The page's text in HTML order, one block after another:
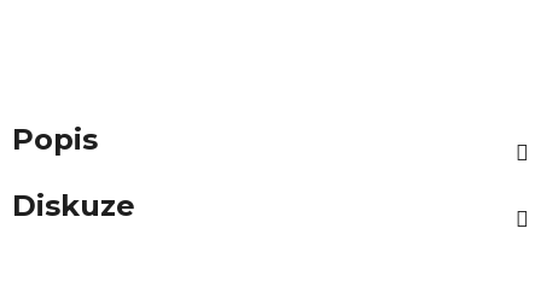
Popis
Diskuze